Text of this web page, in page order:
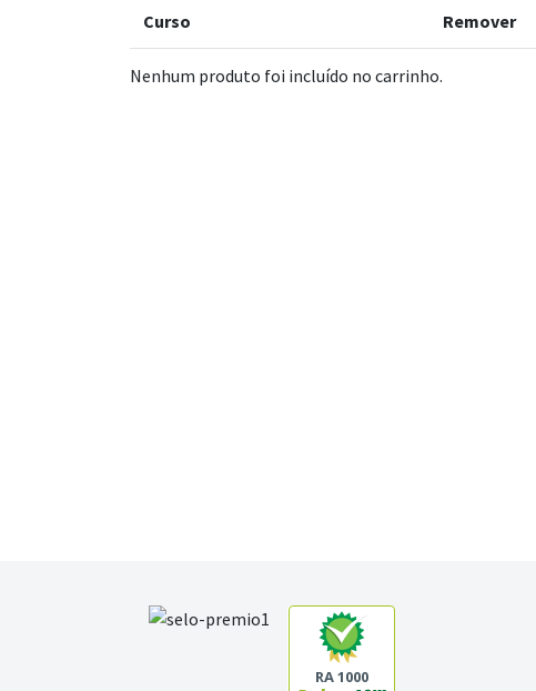
Curso Remover
Nenhum produto foi incluído no carrinho.
RA 1000